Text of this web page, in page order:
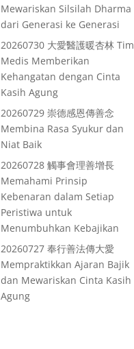
Mewariskan Silsilah Dharma
dari Generasi ke Generasi
20260730 大愛醫護暖杏林 Tim
Medis Memberikan
Kehangatan dengan Cinta
Kasih Agung
20260729 崇德感恩傳善念
Membina Rasa Syukur dan
Niat Baik
20260728 觸事會理善增長
Memahami Prinsip
Kebenaran dalam Setiap
Peristiwa untuk
Menumbuhkan Kebajikan
20260727 奉行善法傳大愛
Mempraktikkan Ajaran Bajik
dan Mewariskan Cinta Kasih
Agung